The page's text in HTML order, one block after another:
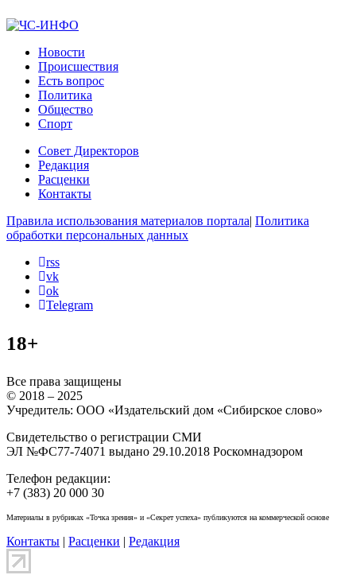
Новости
Происшествия
Есть вопрос
Политика
Общество
Спорт
Совет Директоров
Редакция
Расценки
Контакты
Правила использования материалов портала| Политика
обработки персональных данных
rss
vk
ok
Telegram
18+
Все права защищены
© 2018 – 2025
Учредитель: ООО «Издательский дом «Сибирское слово»
Свидетельство о регистрации СМИ
ЭЛ №ФС77-74071 выдано 29.10.2018 Роскомнадзором
Телефон редакции:
+7 (383) 20 000 30
Материалы в рубриках «Точка зрения» и «Секрет успеха» публикуются на коммерческой основе
Контакты | Расценки | Редакция